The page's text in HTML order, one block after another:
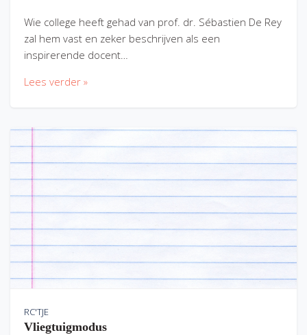
Wie college heeft gehad van prof. dr. Sébastien De Rey
zal hem vast en zeker beschrijven als een
inspirerende docent…
Lees verder »
RC'TJE
Vliegtuigmodus